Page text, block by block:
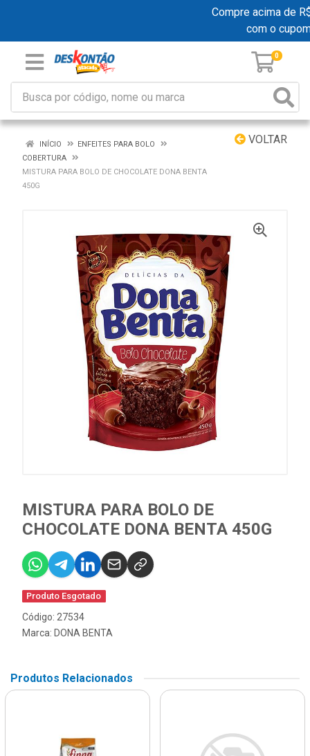
Compre acima de
com o
0
VOLTAR
INÍCIO
ENFEITES PARA BOLO
COBERTURA
MISTURA PARA BOLO DE CHOCOLATE DONA BENTA
450G
MISTURA PARA BOLO DE
CHOCOLATE DONA BENTA 450G
Produto Esgotado
Código: 27534
Marca: DONA BENTA
Produtos Relacionados